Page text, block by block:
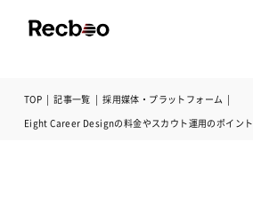
導入事例
TOP | 記事一覧 | 採用媒体・プラットフォーム |
Eight Career Designの料金やスカウト運用のポイント